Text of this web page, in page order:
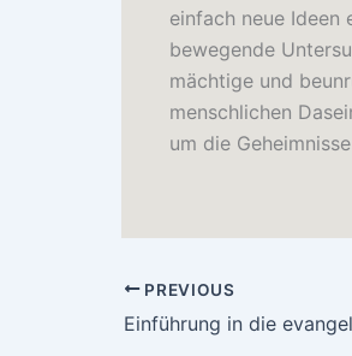
einfach neue Ideen
bewegende
mächtige und
menschlichen
um die
PREVIOUS